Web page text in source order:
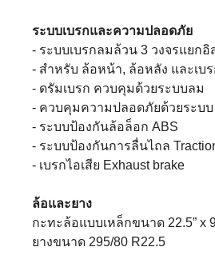
ระบบเบรกและความปลอดภัย
- ระบบเบรกลมล้วน 3 วงจรแยกอิ
- สำหรับ ล้อหน้า, ล้อหลัง และเบ
- ดรัมเบรก ควบคุมด้วยระบบลม
- ควบคุมความปลอดภัยด้วยระบบ
- ระบบป้องกันล้อล็อก ABS
- ระบบป้องกันการลื่นไถล
- เบรกไอเสีย Exhaust brake
ล้อและยาง
กะทะล้อแบบเหล็กขนาด 22.5” x
ยางขนาด 295/80 R22.5